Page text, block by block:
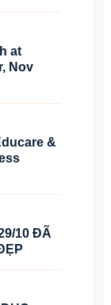
at
Nov
&
10 ĐÃ